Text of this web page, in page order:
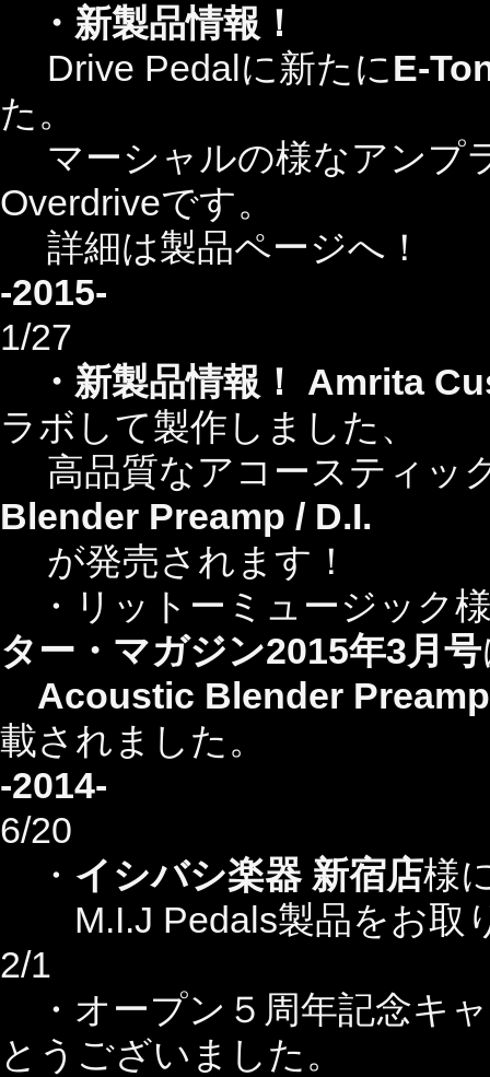
・新製品情報！
Drive Pedalに新たにE-
た。
マーシャルの様なアンプ
Overdriveです。
詳細は製品ページへ！
-2015-
1/27
・新製品情報！
Amrita
ラボして製作しました、
高品質なアコースティッ
Blender Preamp / D.I.
が発売されます！
・リットーミュージック
ター・マガジン2015年3月号
Acoustic Blender
載されました。
-2014-
6/20
・ イシバシ楽器 新宿店様
M.I.J Pedals製品をお取
2/1
・オープン５周年記念キ
とうございました。